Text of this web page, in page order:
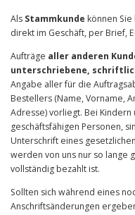
Als Stammkunde können
direkt im Geschäft, per Brief,
Aufträge aller anderen
unterschriebene,
Angabe aller für die
Bestellers (Name, Vorname,
Adresse) vorliegt. Bei Kindern
geschäftsfähigen Personen,
Unterschrift eines
werden von uns nur so lange
vollständig bezahlt ist.
Sollten sich während eines
Anschriftsänderungen